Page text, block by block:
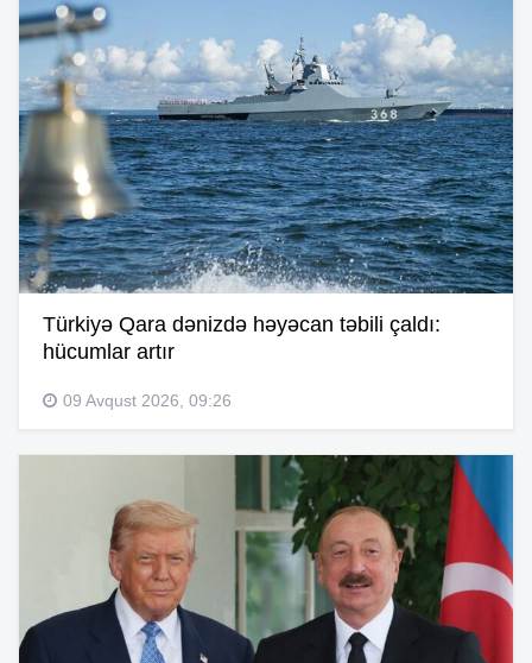
Türkiyə Qara dənizdə həyəcan təbili çaldı:
hücumlar artır
09 Avqust 2026, 09:26